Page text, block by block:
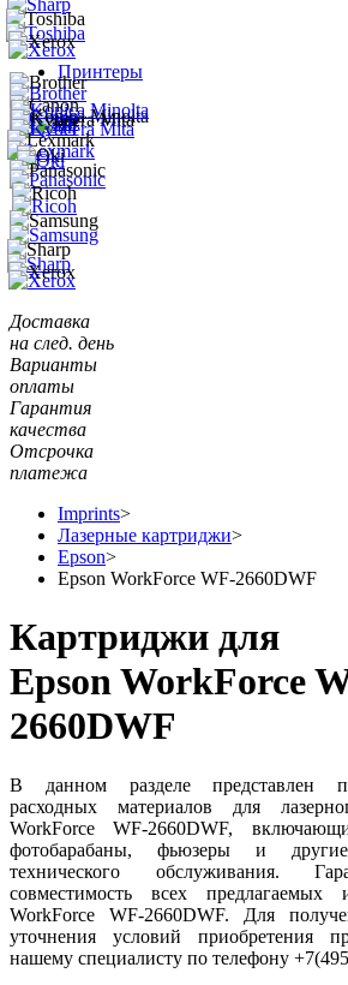
Принтеры
Доставка
на след. день
Варианты
оплаты
Гарантия
качества
Отсрочка
платежа
Imprints>
Лазерные картриджи>
Epson>
Epson WorkForce WF-2660DWF
Картриджи для
Epson WorkForce
2660DWF
В данном разделе представлен
расходных материалов для
WorkForce WF-2660DWF,
фотобарабаны, фьюзеры и
технического обслуживания.
совместимость всех
WorkForce WF-2660DWF. Для
уточнения условий приобретения
нашему специалисту по телефону